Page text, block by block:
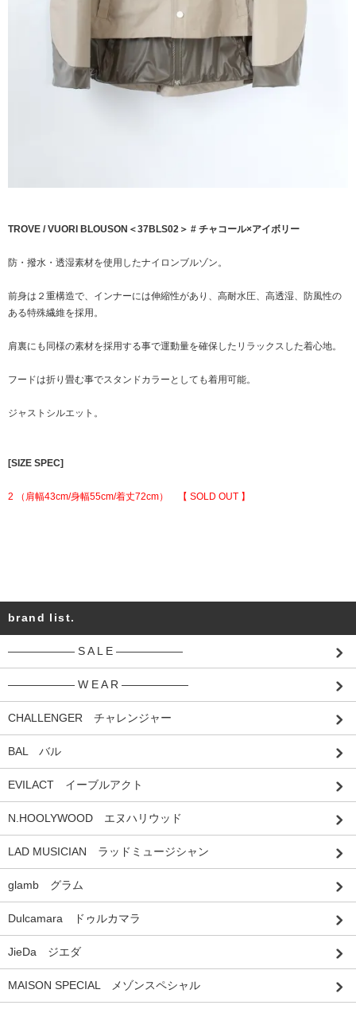
TROVE / VUORI BLOUSON＜37BLS02＞ # チャコール×アイボリー
防・撥水・透湿素材を使用したナイロンブルゾン。
前身は２重構造で、インナーには伸縮性があり、高耐水圧、高透湿、防風性の
ある特殊繊維を採用。
肩裏にも同様の素材を採用する事で運動量を確保したリラックスした着心地。
フードは折り畳む事でスタンドカラーとしても着用可能。
ジャストシルエット。
[SIZE SPEC]
2 （肩幅43cm/身幅55cm/着丈72cm） 【 SOLD OUT 】
brand list.
―――――― S A L E ――――――
―――――― W E A R ――――――
CHALLENGER チャレンジャー
BAL バル
EVILACT イーブルアクト
N.HOOLYWOOD エヌハリウッド
LAD MUSICIAN ラッドミュージシャン
glamb グラム
Dulcamara ドゥルカマラ
JieDa ジエダ
MAISON SPECIAL メゾンスペシャル